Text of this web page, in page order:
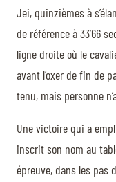
Jei, quinzièmes à
de référence à 33’66
ligne droite où le
avant l’oxer de fin de
tenu, mais personne
Une victoire qui a
inscrit son nom au
épreuve, dans les pas